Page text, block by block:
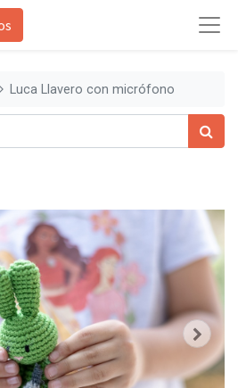
Luca Llavero con micrófono